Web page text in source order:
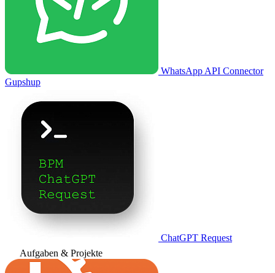
WhatsApp API Connector
Gupshup
ChatGPT Request
Aufgaben & Projekte